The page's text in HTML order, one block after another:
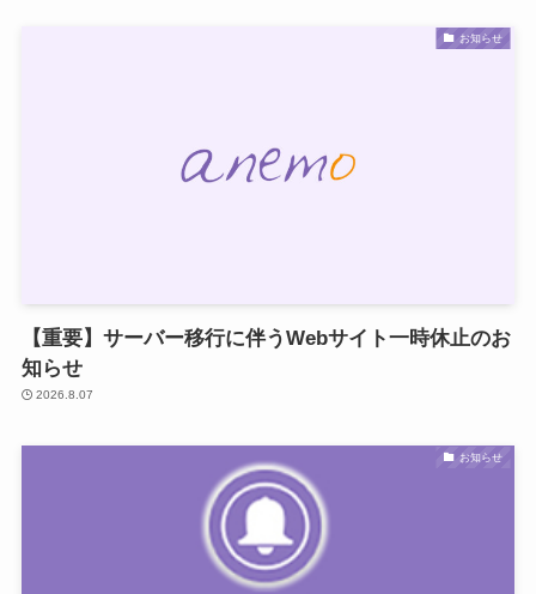
お知らせ
【重要】サーバー移行に伴うWebサイト一時休止のお
知らせ
2026.8.07
お知らせ